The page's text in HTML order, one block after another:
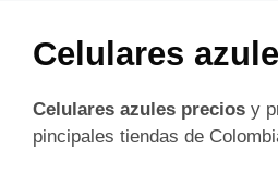
Celulares
Celulares azules precios y
pincipales tiendas de